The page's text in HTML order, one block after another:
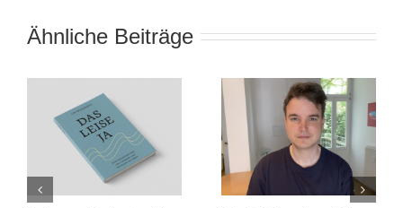
Ähnliche Beiträge